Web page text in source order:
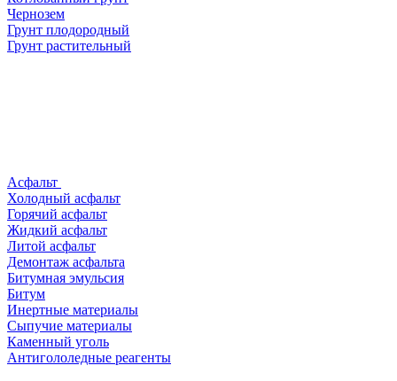
Чернозем
Грунт плодородный
Грунт растительный
Асфальт
Холодный асфальт
Горячий асфальт
Жидкий асфальт
Литой асфальт
Демонтаж асфальта
Битумная эмульсия
Битум
Инертные материалы
Сыпучие материалы
Каменный уголь
Антигололедные реагенты